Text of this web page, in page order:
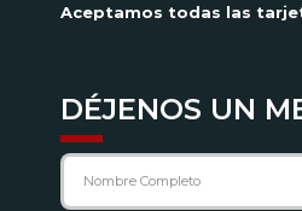
Aceptamos todas las
DÉJENOS UN